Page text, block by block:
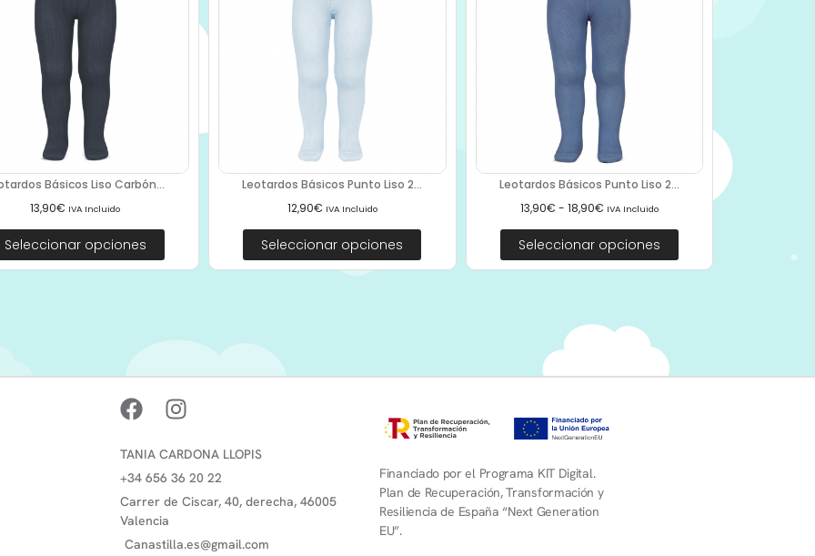
Básicos Liso Carbón...
13,90€ IVA Incluido
Seleccionar opciones
Leotardos Básicos Punto Liso 2...
12,90€ IVA Incluido
Seleccionar opciones
Leotardos Básicos Punto Liso 2...
13,90€ - 18,90€ IVA Incluido
Seleccionar opciones
TANIA CARDONA LLOPIS
+34 656 36 20 22
Carrer de Ciscar, 40, derecha, 46005
Valencia
Canastilla.es@gmail.com
Financiado por el Programa KIT Digital.
Plan de Recuperación, Transformación y
Resiliencia de España “Next Generation
EU”.